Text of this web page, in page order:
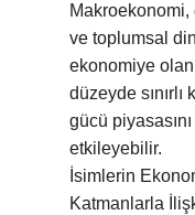
ve toplumsal
ekonomiye
düzeyde sınırlı
gücü
etkileyebilir.
İsimlerin
Katmanlarla